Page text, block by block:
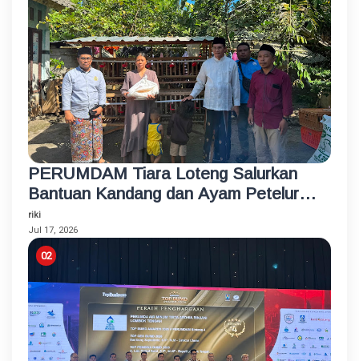
PERUMDAM Tiara Loteng Salurkan
Bantuan Kandang dan Ayam Petelur
Rumahan untuk Santri Korban
Kebakaran
riki
Jul 17, 2026